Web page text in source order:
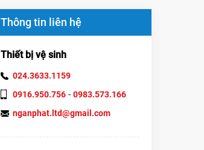
Thông tin liên hệ
Thiết bị vệ sinh
024.3633.1159
0916.950.756 - 0983.573.166
nganphat.ltd@gmail.com